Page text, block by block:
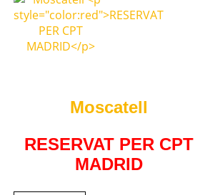
Moscatell
RESERVAT PER CPT
MADRID